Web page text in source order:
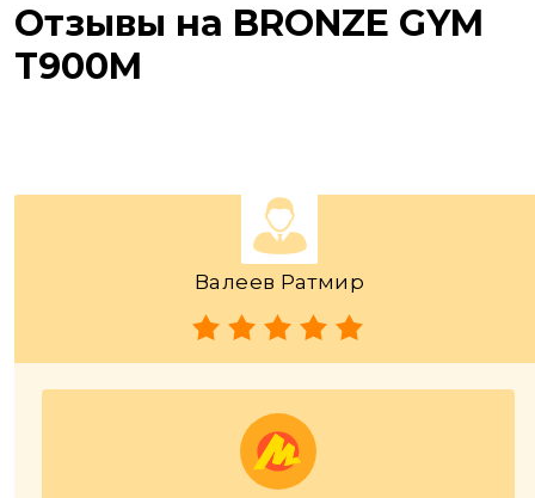
Отзывы на BRONZE GYM
T900M
Валеев Ратмир